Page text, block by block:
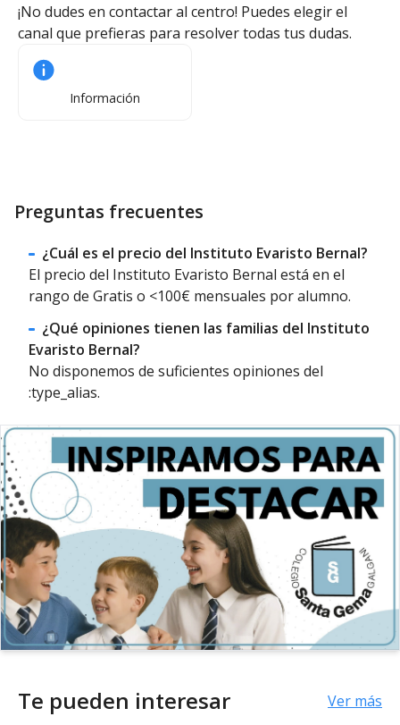
¡No dudes en contactar al centro! Puedes elegir el
canal que prefieras para resolver todas tus dudas.
Información
Preguntas frecuentes
¿Cuál es el precio del Instituto Evaristo Bernal?
El precio del Instituto Evaristo Bernal está en el
rango de Gratis o <100€ mensuales por alumno.
¿Qué opiniones tienen las familias del Instituto
Evaristo Bernal?
No disponemos de suficientes opiniones del
:type_alias.
Te pueden interesar Ver más